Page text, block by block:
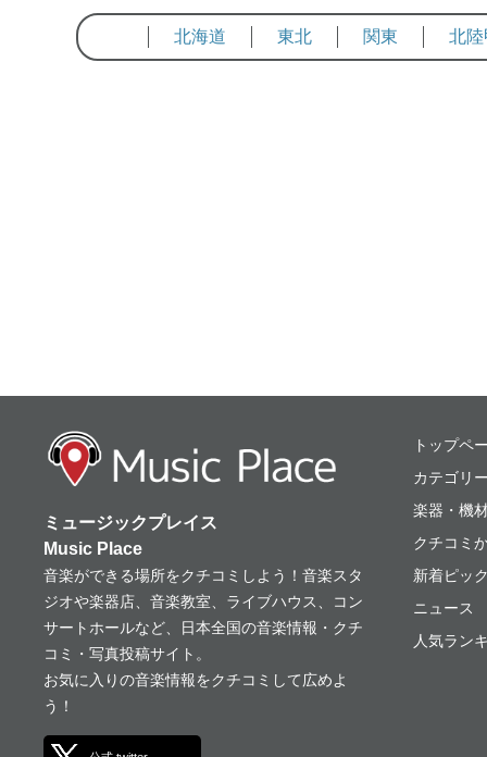
北海道 東北 関東 北
ミュージックプレ
ミュージックプレイス
Music Place
音楽ができる場所をクチコミしよう！音楽スタ
ジオや楽器店、音楽教室、ライブハウス、コン
サートホールなど、日本全国の音楽情報・クチ
コミ・写真投稿サイト。
お気に入りの音楽情報をクチコミして広めよ
う！
トップペ
カテゴリ
楽器・機
クチコミ
新着ピッ
ニュース
人気ラン